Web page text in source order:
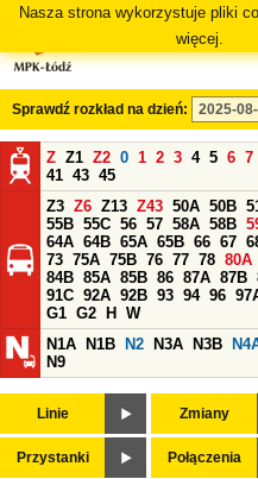
Nasza strona wykorzystuje pliki
więcej.
Sprawdź rozkład na dzień:
Z Z1 Z2 0 1 2 3 4 5 6 7
41 43 45
Z3 Z6 Z13 Z43 50A 50B
55B 55C 56 57 58A 58B
64A 64B 65A 65B 66 67
73 75A 75B 76 77 78 80A
84B 85A 85B 86 87A 87B
91C 92A 92B 93 94 96
G1 G2 H
W
N1A
N1B N2 N3A N3B
N9
Linie Zmiany
Przystanki Połączenia